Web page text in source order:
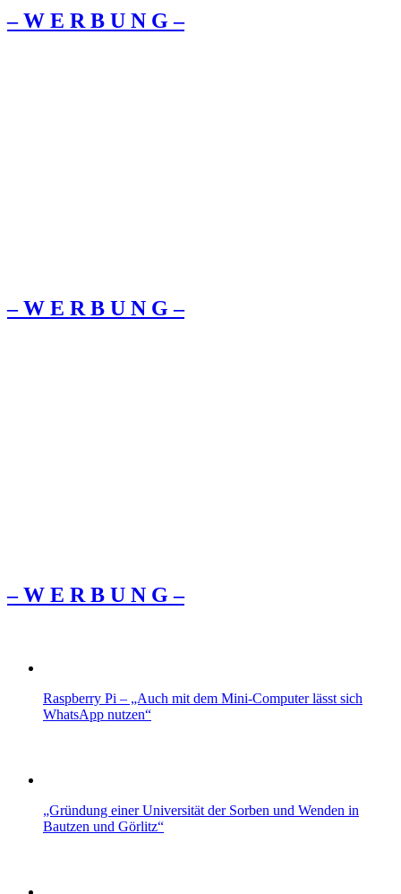
– W Ε R Β U Ν G –
– W Ε R Β U Ν G –
– W Ε R Β U Ν G –
Raspberry Pi – „Auch mit dem Mini-Computer lässt sich
WhatsApp nutzen“
„Gründung einer Universität der Sorben und Wenden in
Bautzen und Görlitz“